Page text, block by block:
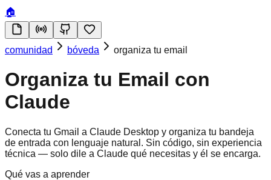
🏠
comunidad bóveda organiza tu email
Organiza tu Email con
Claude
Conecta tu Gmail a Claude Desktop y organiza tu bandeja
de entrada con lenguaje natural. Sin código, sin experiencia
técnica — solo dile a Claude qué necesitas y él se encarga.
Qué vas a aprender